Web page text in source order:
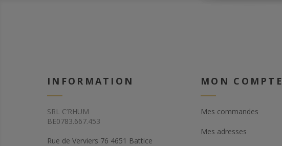
INFORMATION
SRL C’RHUM
BE0783.667.453
Rue de Verviers 76 4651 Battice
MON COMPTE
Mes commandes
Mes adresses